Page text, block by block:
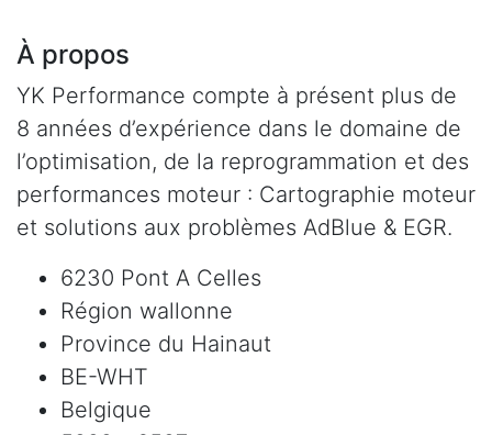
À propos
YK Performance compte à présent plus de
8 années d’expérience dans le domaine de
l’optimisation, de la reprogrammation et des
performances moteur : Cartographie moteur
et solutions aux problèmes AdBlue & EGR.
6230 Pont A Celles
Région wallonne
Province du Hainaut
BE-WHT
Belgique